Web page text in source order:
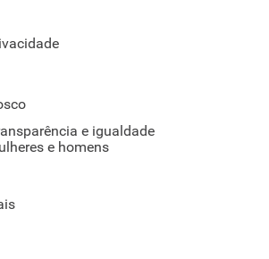
e igualdade
e homens